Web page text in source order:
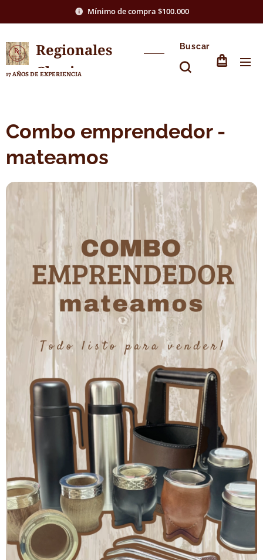
Mínimo de compra $100.000
Regionales
Chasico
17 AÑOS DE EXPERIENCIA
Buscar
Combo emprendedor -
mateamos